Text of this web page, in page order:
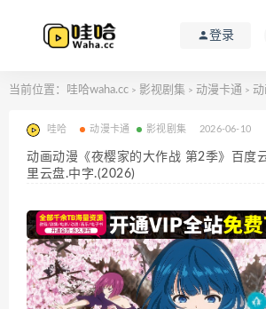
登录
当前位置： 哇哈waha.cc > 影视剧集 > 动漫卡通 > 动画动
哇哈 动漫卡通 影视剧集 2026-06-10
动画动漫《夜樱家的大作战 第2季》百度
里云盘.中字.(2026)